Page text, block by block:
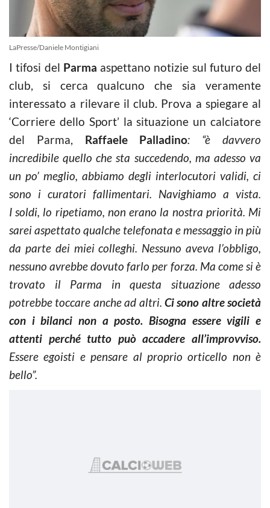
LaPresse/Daniele Montigiani
I tifosi del Parma aspettano notizie sul futuro del
club, si cerca qualcuno che sia veramente
interessato a rilevare il club. Prova a spiegare al
‘Corriere dello Sport’ la situazione un calciatore
del Parma, Raffaele Palladino: “è davvero
incredibile quello che sta succedendo, ma adesso va
un po’ meglio, abbiamo degli interlocutori validi, ci
sono i curatori fallimentari. Navighiamo a vista.
I soldi, lo ripetiamo, non erano la nostra priorità. Mi
sarei aspettato qualche telefonata e messaggio in più
da parte dei miei colleghi. Nessuno aveva l’obbligo,
nessuno avrebbe dovuto farlo per forza. Ma come si è
trovato il Parma in questa situazione adesso
potrebbe toccare anche ad altri. Ci sono altre società
con i bilanci non a posto. Bisogna essere vigili e
attenti perché tutto può accadere all’improvviso.
Essere egoisti e pensare al proprio orticello non è
bello”.